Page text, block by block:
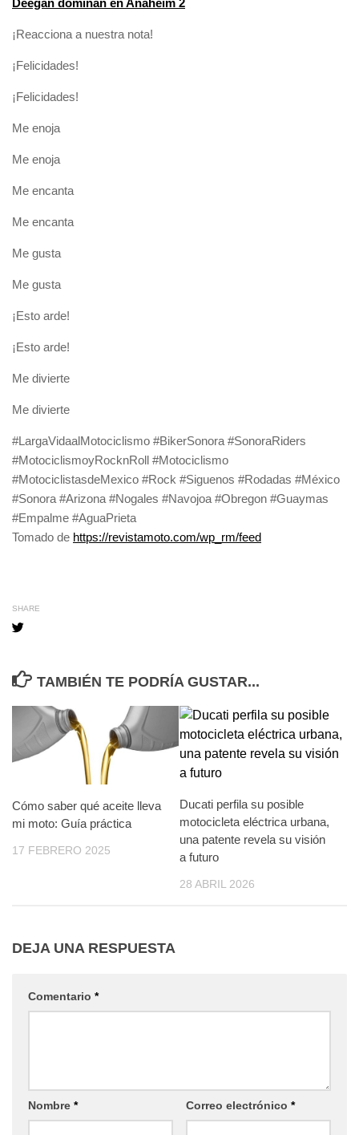
Deegan dominan en Anaheim 2
¡Reacciona a nuestra nota!
¡Felicidades!
¡Felicidades!
Me enoja
Me enoja
Me encanta
Me encanta
Me gusta
Me gusta
¡Esto arde!
¡Esto arde!
Me divierte
Me divierte
#LargaVidaalMotociclismo #BikerSonora #SonoraRiders
#MotociclismoyRocknRoll #Motociclismo
#MotociclistasdeMexico #Rock #Siguenos #Rodadas #México
#Sonora #Arizona #Nogales #Navojoa #Obregon #Guaymas
#Empalme #AguaPrieta
Tomado de https://revistamoto.com/wp_rm/feed
SHARE
TAMBIÉN TE PODRÍA GUSTAR...
Cómo saber qué aceite lleva
mi moto: Guía práctica
17 FEBRERO 2025
Ducati perfila su posible
motocicleta eléctrica urbana,
una patente revela su visión
a futuro
28 ABRIL 2026
DEJA UNA RESPUESTA
Comentario *
Nombre * Correo electrónico *